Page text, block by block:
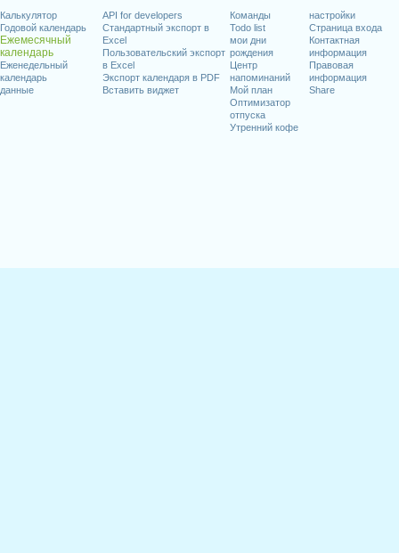
Калькулятор
Годовой календарь
Ежемесячный
календарь
Еженедельный
календарь
данные
API for developers
Стандартный экспорт в
Excel
Пользовательский экспорт
в Excel
Экспорт календаря в PDF
Вставить виджет
Команды
Todo list
мои дни
рождения
Центр
напоминаний
Мой план
Оптимизатор
отпуска
Утренний кофе
настройки
Страница входа
Контактная
информация
Правовая
информация
Share